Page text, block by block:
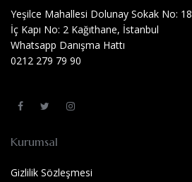
Yeşilce Mahallesi Dolunay Sokak No: 18
İç Kapı No: 2 Kağıthane, İstanbul
Whatsapp Danışma Hattı
0212 279 79 90
Kurumsal
Gizlilik Sözleşmesi